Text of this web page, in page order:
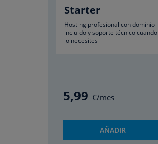
Starter
Hosting profesional con dominio
incluido y soporte técnico cuando
lo necesites
5,99 €/mes
AÑADIR